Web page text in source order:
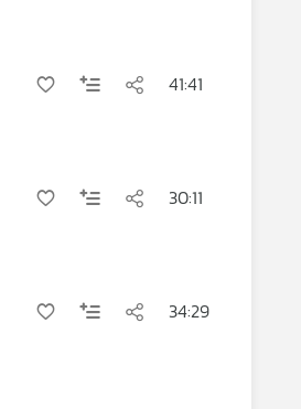
41:41
30:11
34:29